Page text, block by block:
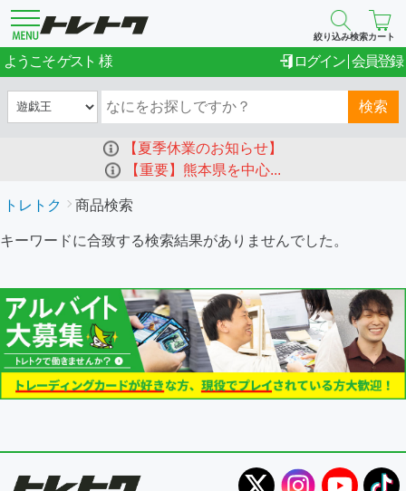
絞り込み検索カート
ようこそゲスト ログイン 会員登録
検索
【夏季休業のお知らせ】
【重要】熊本県を中心...
トレトク 商品検索
キーワードに合致する検索結果がありませんでした。